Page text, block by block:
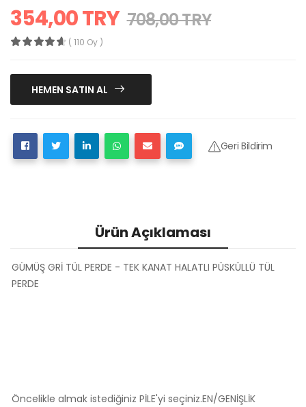
354,00 TRY 708,00 TRY
( 110 Oy )
HEMEN SATIN AL
Geri Bildirim
Ürün Açıklaması
GÜMÜŞ GRİ TÜL PERDE - TEK KANAT HALATLI PÜSKÜLLÜ TÜL
PERDE
Öncelikle almak istediğiniz PİLE'yi seçiniz.EN/GENİŞLİK